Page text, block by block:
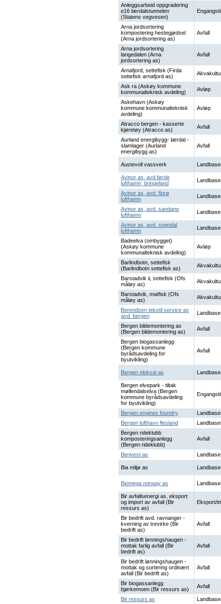
Anleggsarbeid oppgradering
e16 lærdalstunnelen
(Statens vegvesen)
Arna jordsortering
kompostering hestegjødsel
(Arna jordsortering as)
Avfall
Arna jordsortering
langedalen (Arna
jordsortering as)
Avfall
Arnafjord, settefisk (Firda
settefisk arnafjord as)
Ask ra (Askøy kommune
kommunalteknisk avdeling)
Avløp
Askehavn (Askøy
kommune kommunalteknisk
avdeling)
Avløp
Atracco bergen - kasserte
kjøretøy (Atracco as)
Avfall
Aurland energibygg- lærdal -
slamlager (Aurland
energibygg as)
Avfall
Austevoll vassverk
Avinor as, avd førde
lufthamn, bringeland
Avinor as, avd. florø
lufthamn
Avinor as, avd. sandane
lufthamn
Avinor as, avd. sogndal
lufthamn
Badeelva (ombygget)
(Askøy kommune
kommunalteknisk avdeling)
Avløp
Barlindbotn, settefisk
(Barlindbotn settefisk as)
Barstadvik ii, settefisk (Ofs
måløy as)
Barstadvik, matfisk (Ofs
måløy as)
Berendsen tekstil service as
avd. bergen
Bergen bildemontering as
(Bergen bildemontering as)
Avfall
Bergen biogassanlegg
(Bergen kommune
byrådsavdeling for
byutvikling)
Avfall
Bergen eloksal as
Bergen elvepark - tiltak
møllendalselva (Bergen
kommune byrådsavdeling
for byutvikling)
Bergen engines foundry
Bergen lufthavn flesland
Bergen rideklubb
komposteringsanlegg
(Bergen rideklubb)
Avfall
Berivest as
Bia miljø as
Biomega norway as
Bir avfallsenergi as, eksport
og import av avfall (Bir
ressurs as)
Eksport/
Bir bedrift avd. ravnanger -
kverning av trevirke (Bir
bedrift as)
Avfall
Bir bedrift lønningshaugen -
mottak farlig avfall (Bir
bedrift as)
Avfall
Bir bedrift lønningshaugen -
mottak og sortering ordinært
avfall (Bir bedrift as)
Avfall
Bir biogassanlegg
bjørkemoen (Bir ressurs as)
Avfall
Bir ressurs as